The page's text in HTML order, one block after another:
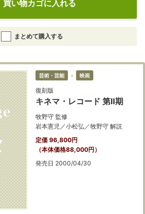
買い物カゴに入れる
まとめて購入する
芸術・芸能 ＞ 映画
復刻版
キネマ・レコード 第Ⅱ期
牧野守 監修
岩本憲児／小松弘／牧野守 解説
定価 96,800円
（本体価格88,000円）
発売日 2000/04/30